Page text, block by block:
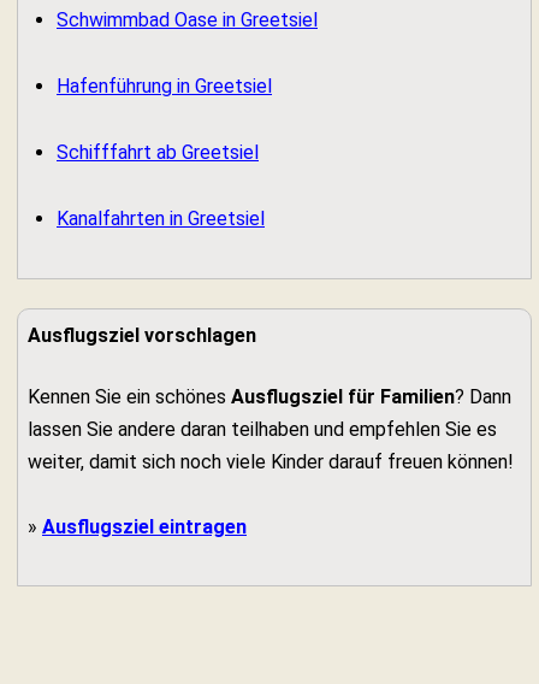
Schwimmbad Oase in Greetsiel
Hafenführung in Greetsiel
Schifffahrt ab Greetsiel
Kanalfahrten in Greetsiel
Ausflugsziel vorschlagen
Kennen Sie ein schönes Ausflugsziel für Familien? Dann
lassen Sie andere daran teilhaben und empfehlen Sie es
weiter, damit sich noch viele Kinder darauf freuen können!
» Ausflugsziel eintragen